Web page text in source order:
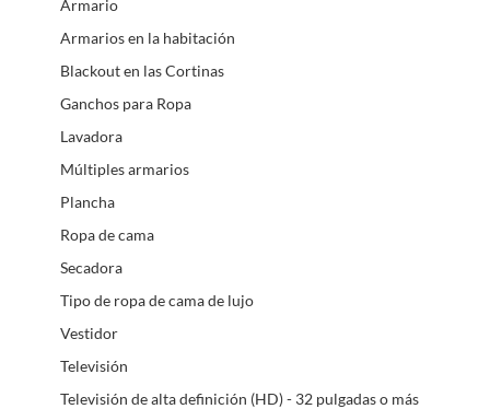
Armario
Armarios en la habitación
Blackout en las Cortinas
Ganchos para Ropa
Lavadora
Múltiples armarios
Plancha
Ropa de cama
Secadora
Tipo de ropa de cama de lujo
Vestidor
Televisión
Televisión de alta definición (HD) - 32 pulgadas o más